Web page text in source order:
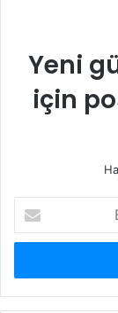
Yeni
için
Posta
adresinizi